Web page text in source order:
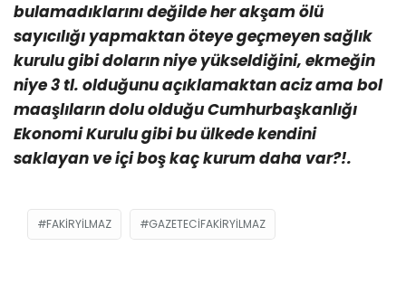
bulamadıklarını değilde her akşam ölü
sayıcılığı yapmaktan öteye geçmeyen sağlık
kurulu gibi doların niye yükseldiğini, ekmeğin
niye 3 tl. olduğunu açıklamaktan aciz ama bol
maaşlıların dolu olduğu Cumhurbaşkanlığı
Ekonomi Kurulu gibi bu ülkede kendini
saklayan ve içi boş kaç kurum daha var?!.
FAKIRYILMAZ GAZETECIFAKIRYILMAZ